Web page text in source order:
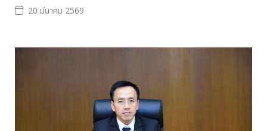
20 มีนาคม 2569